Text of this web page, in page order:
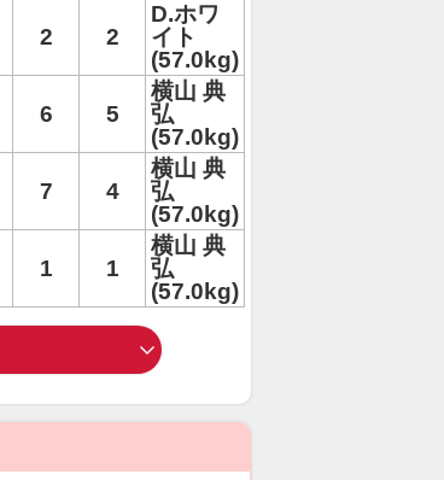
2 2
D.ホワ
イト
(57.0kg)
6 5
横山 典
弘
(57.0kg)
7 4
横山 典
弘
(57.0kg)
1 1
横山 典
弘
(57.0kg)